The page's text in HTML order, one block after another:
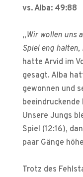
vs. Alba: 49:88
„Wir wollen uns
Spiel eng halten,
hatte Arvid im
gesagt. Alba
gewonnen und
Unsere Jungs
Spiel (12:16),
paar Gänge
Trotz des